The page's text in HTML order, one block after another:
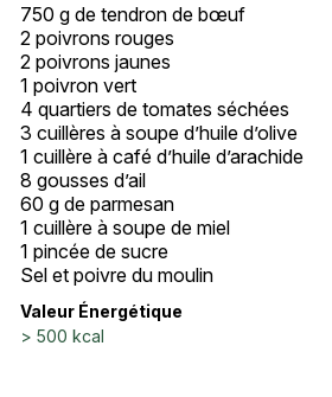
750 g de tendron de bœuf
2 poivrons rouges
2 poivrons jaunes
1 poivron vert
4 quartiers de tomates séchées
3 cuillères à soupe d’huile d’olive
1 cuillère à café d’huile d’arachide
8 gousses d’ail
60 g de parmesan
1 cuillère à soupe de miel
1 pincée de sucre
Sel et poivre du moulin
Valeur Énergétique
> 500 kcal